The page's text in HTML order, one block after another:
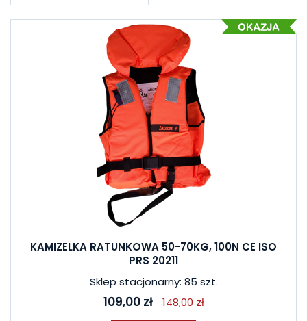
KAMIZELKA RATUNKOWA 50-70KG, 100N CE ISO
PRS 20211
Sklep stacjonarny: 85 szt.
109,00 zł 148,00 zł